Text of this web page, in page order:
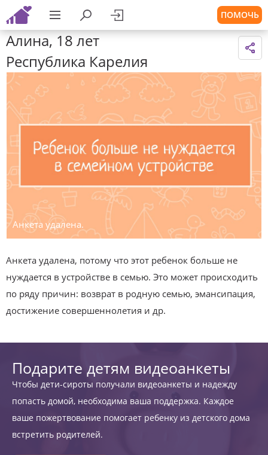
ПОМОЧЬ
Алина, 18 лет
Республика Карелия
Анкета удалена.
Анкета удалена, потому что этот ребенок больше не
нуждается в устройстве в семью. Это может происходить
по ряду причин: возврат в родную семью, эмансипация,
достижение совершеннолетия и др.
Подарите детям видеоанкеты
Чтобы дети-сироты получали видеоанкеты и надежду
попасть домой, необходима ваша поддержка. Каждое
ваше пожертвование помогает ребенку из детского дома
встретить родителей.